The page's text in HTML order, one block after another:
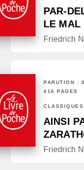
PAR-
LE MAL
Friedrich
PARUTION :
416 PAGES
CLASSIQUES
AINSI
Friedrich